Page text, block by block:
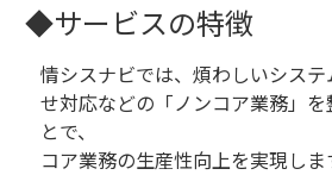
◆サービスの特徴
情シスナビでは、煩わしいシス
せ対応などの「ノンコア業務」
とで、
コア業務の生産性向上を実現しま